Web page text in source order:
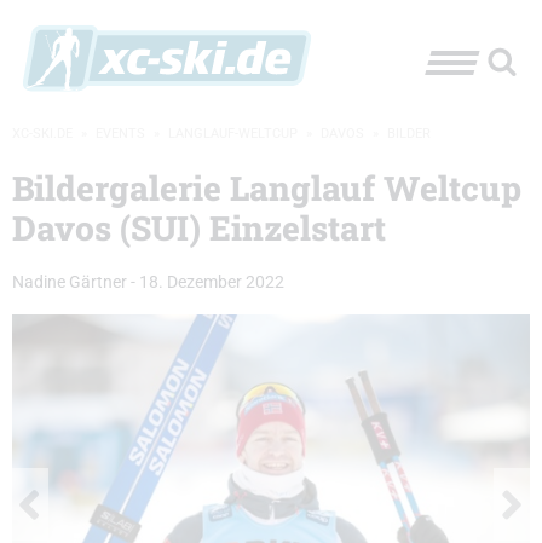
Bildergalerie Langlauf Weltcup
Davos (SUI) Einzelstart
Nadine Gärtner - 18. Dezember 2022